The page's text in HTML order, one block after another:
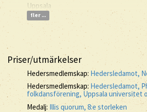
Uppsala
fler ...
Priser/utmärkelser
Hedersmedlemskap: Hedersledamot,
Hedersmedlemskap: Hedersledamot,
folkdansförening, Uppsala universitet
Medalj: Illis quorum, 8:e storleken